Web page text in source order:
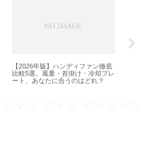
【2026年版】ハンディファン徹底
比較5選。風量・首掛け・冷却プレ
ート、あなたに合うのはどれ？